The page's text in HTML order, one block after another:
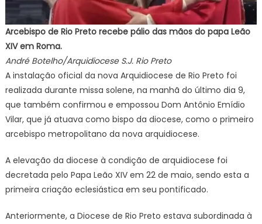
Arcebispo de Rio Preto recebe pálio das mãos do papa Leão
XIV em Roma.
André Botelho/Arquidiocese S.J. Rio Preto
A instalação oficial da nova Arquidiocese de Rio Preto foi
realizada durante missa solene, na manhã do último dia 9,
que também confirmou e empossou Dom Antônio Emídio
Vilar, que já atuava como bispo da diocese, como o primeiro
arcebispo metropolitano da nova arquidiocese.
A elevação da diocese à condição de arquidiocese foi
decretada pelo Papa Leão XIV em 22 de maio, sendo esta a
primeira criação eclesiástica em seu pontificado.
Anteriormente, a Diocese de Rio Preto estava subordinada à